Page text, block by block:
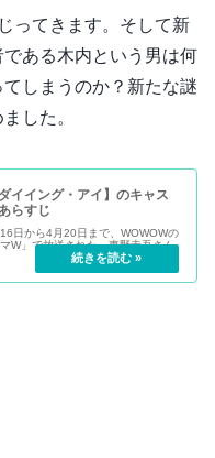
ってきます。そして新
ある木内という男は何
しまうのか？新たな謎
した。
イイング・アイ】のキャス
らすじ
日から4月20日まで、WOWOWの
マW」で放送された、東野圭吾さん